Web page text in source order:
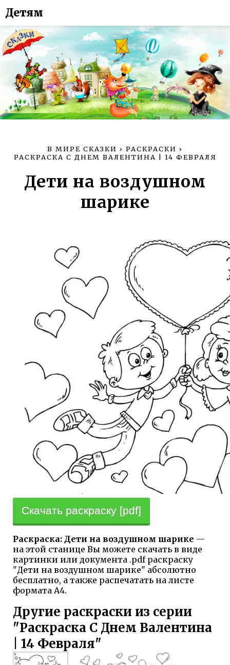
Детям
В МИРЕ СКАЗКИ › РАСКРАСКИ ›
РАСКРАСКА С ДНЕМ ВАЛЕНТИНА | 14 ФЕВРАЛЯ
Дети на воздушном
шарике
Скачать раскраску [pdf]
Раскраска: Дети на воздушном шарике —
на этой станице Вы можете скачать в виде
картинки или документа .pdf раскраску
"Дети на воздушном шарике" абсолютно
бесплатно, а также распечатать на листе
формата А4.
Другие раскраски из серии
"Раскраска С Днем Валентина
| 14 Февраля"